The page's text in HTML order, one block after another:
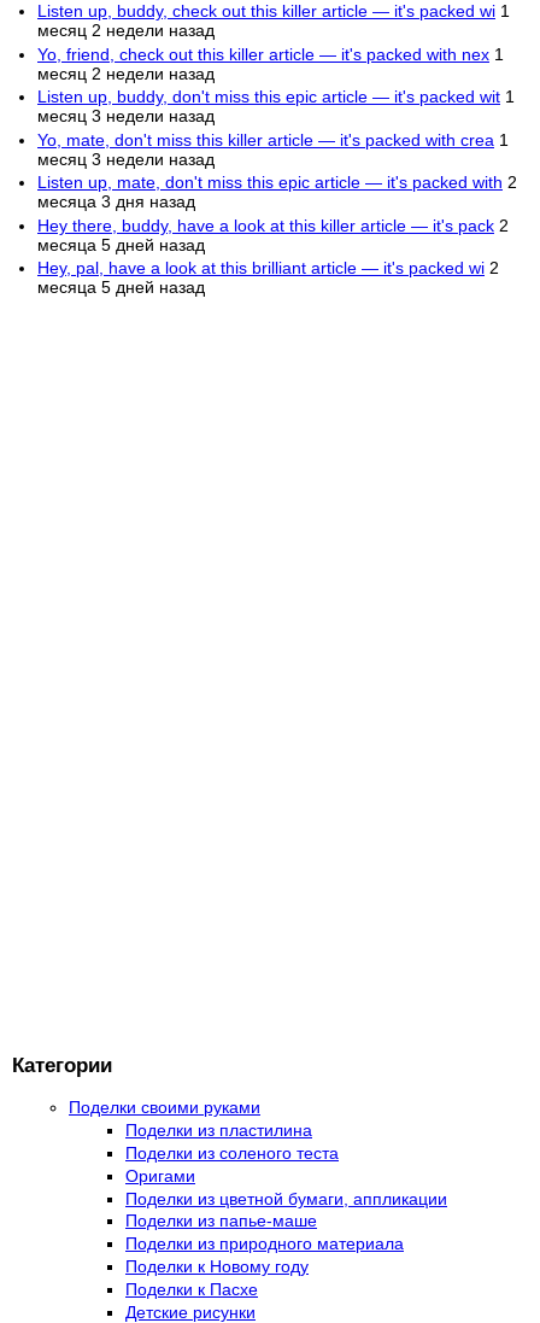
Listen up, buddy, check out this killer article — it's packed wi 1
месяц 2 недели назад
Yo, friend, check out this killer article — it's packed with nex 1
месяц 2 недели назад
Listen up, buddy, don't miss this epic article — it's packed wit 1
месяц 3 недели назад
Yo, mate, don't miss this killer article — it's packed with crea 1
месяц 3 недели назад
Listen up, mate, don't miss this epic article — it's packed with 2
месяца 3 дня назад
Hey there, buddy, have a look at this killer article — it's pack 2
месяца 5 дней назад
Hey, pal, have a look at this brilliant article — it's packed wi 2
месяца 5 дней назад
Категории
Поделки своими руками
Поделки из пластилина
Поделки из соленого теста
Оригами
Поделки из цветной бумаги, аппликации
Поделки из папье-маше
Поделки из природного материала
Поделки к Новому году
Поделки к Пасхе
Детские рисунки